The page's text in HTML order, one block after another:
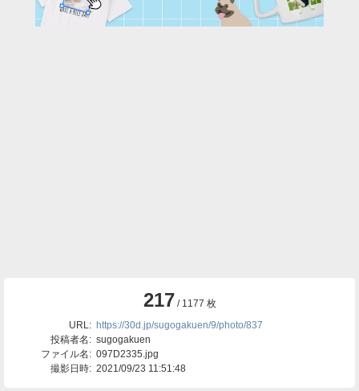
217 / 1177 枚
URL: https://30d.jp/sugogakuen/9/photo/837
投稿者名: sugogakuen
ファイル名: 097D2335.jpg
撮影日時: 2021/09/23 11:51:48